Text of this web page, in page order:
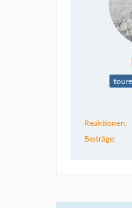
Reaktionen
Beiträge